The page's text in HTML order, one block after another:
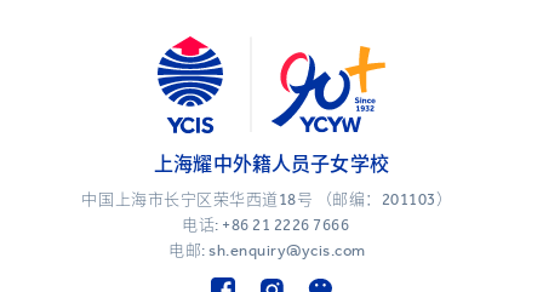
上海耀中外籍人员子女学校
中国上海市长宁区荣华西道18号 （邮编：201103）
电话: +86 21 2226 7666
电邮: sh.enquiry@ycis.com